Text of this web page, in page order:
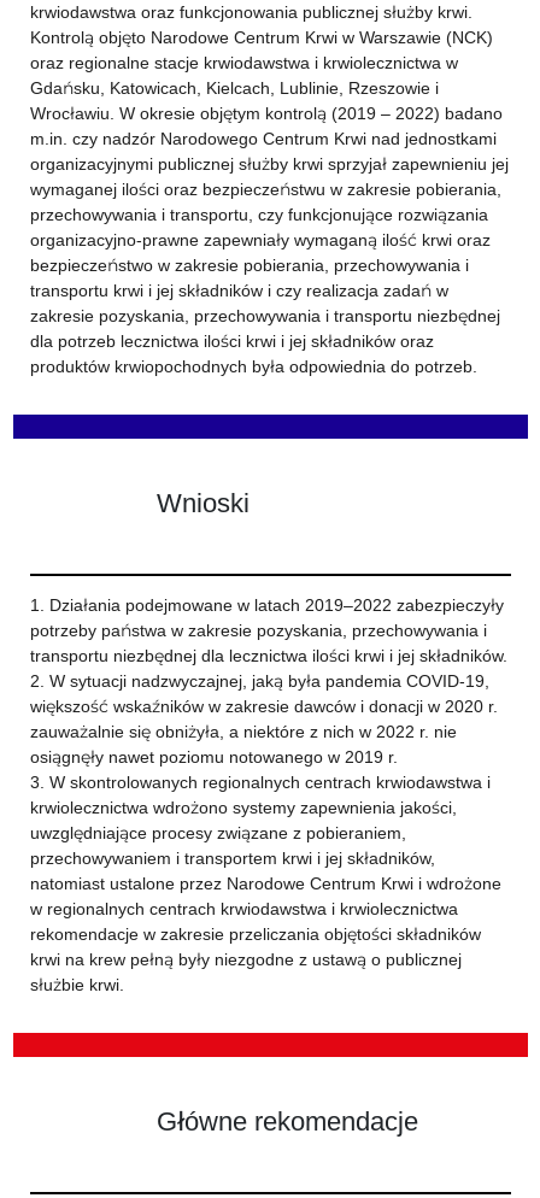
krwiodawstwa oraz funkcjonowania publicznej służby krwi.
Kontrolą objęto Narodowe Centrum Krwi w Warszawie (NCK)
oraz regionalne stacje krwiodawstwa i krwiolecznictwa w
Gdańsku, Katowicach, Kielcach, Lublinie, Rzeszowie i
Wrocławiu. W okresie objętym kontrolą (2019 – 2022) badano
m.in. czy nadzór Narodowego Centrum Krwi nad jednostkami
organizacyjnymi publicznej służby krwi sprzyjał zapewnieniu jej
wymaganej ilości oraz bezpieczeństwu w zakresie pobierania,
przechowywania i transportu, czy funkcjonujące rozwiązania
organizacyjno-prawne zapewniały wymaganą ilość krwi oraz
bezpieczeństwo w zakresie pobierania, przechowywania i
transportu krwi i jej składników i czy realizacja zadań w
zakresie pozyskania, przechowywania i transportu niezbędnej
dla potrzeb lecznictwa ilości krwi i jej składników oraz
produktów krwiopochodnych była odpowiednia do potrzeb.
Wnioski
1. Działania podejmowane w latach 2019–2022 zabezpieczyły
potrzeby państwa w zakresie pozyskania, przechowywania i
transportu niezbędnej dla lecznictwa ilości krwi i jej składników.
2. W sytuacji nadzwyczajnej, jaką była pandemia COVID-19,
większość wskaźników w zakresie dawców i donacji w 2020 r.
zauważalnie się obniżyła, a niektóre z nich w 2022 r. nie
osiągnęły nawet poziomu notowanego w 2019 r.
3. W skontrolowanych regionalnych centrach krwiodawstwa i
krwiolecznictwa wdrożono systemy zapewnienia jakości,
uwzględniające procesy związane z pobieraniem,
przechowywaniem i transportem krwi i jej składników,
natomiast ustalone przez Narodowe Centrum Krwi i wdrożone
w regionalnych centrach krwiodawstwa i krwiolecznictwa
rekomendacje w zakresie przeliczania objętości składników
krwi na krew pełną były niezgodne z ustawą o publicznej
służbie krwi.
Główne rekomendacje